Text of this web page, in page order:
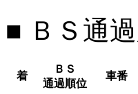
■ ＢＳ通
着
ＢＳ
通過順位
車番